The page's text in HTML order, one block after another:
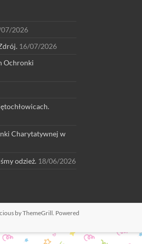
2026
16/07/2026
Ochronki
Charytatywnej w
odzież. 18/06/2026
by ThemeGrill. Powered